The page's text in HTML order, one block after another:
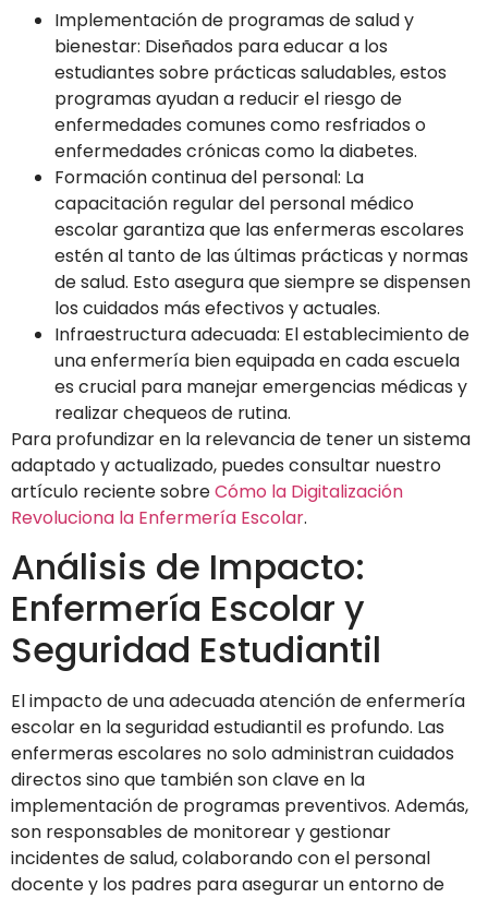
Implementación de programas de salud y
bienestar: Diseñados para educar a los
estudiantes sobre prácticas saludables, estos
programas ayudan a reducir el riesgo de
enfermedades comunes como resfriados o
enfermedades crónicas como la diabetes.
Formación continua del personal: La
capacitación regular del personal médico
escolar garantiza que las enfermeras escolares
estén al tanto de las últimas prácticas y normas
de salud. Esto asegura que siempre se dispensen
los cuidados más efectivos y actuales.
Infraestructura adecuada: El establecimiento de
una enfermería bien equipada en cada escuela
es crucial para manejar emergencias médicas y
realizar chequeos de rutina.
Para profundizar en la relevancia de tener un sistema
adaptado y actualizado, puedes consultar nuestro
artículo reciente sobreCómo la Digitalización
Revoluciona la Enfermería Escolar.
Análisis de Impacto:
Enfermería Escolar y
Seguridad Estudiantil
El impacto de una adecuada atención de enfermería
escolar en la seguridad estudiantil es profundo. Las
enfermeras escolares no solo administran cuidados
directos sino que también son clave en la
implementación de programas preventivos. Además,
son responsables de monitorear y gestionar
incidentes de salud, colaborando con el personal
docente y los padres para asegurar un entorno de